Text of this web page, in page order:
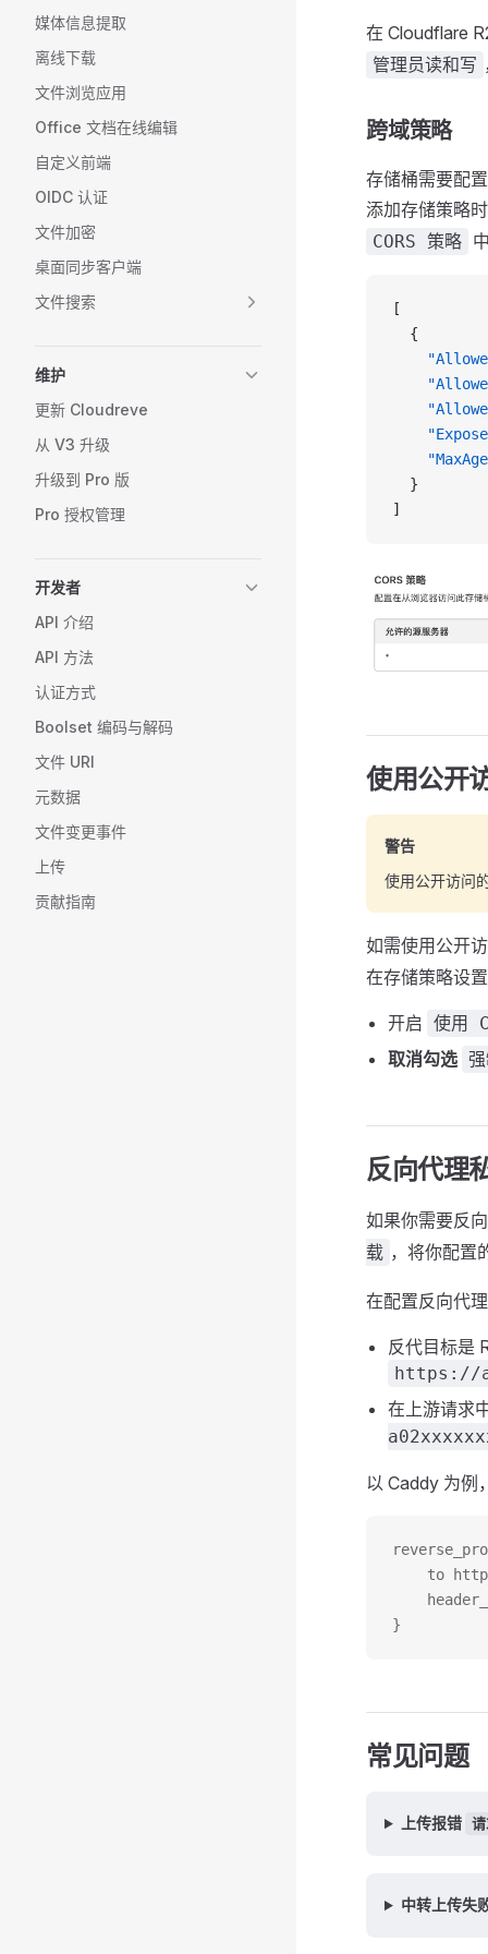
媒体信息提取
离线下载
文件浏览应用
Office 文档在线编辑
自定义前端
OIDC 认证
文件加密
桌面同步客户端
文件搜索
维护
更新 Cloudreve
从 V3 升级
升级到 Pro 版
Pro 授权管理
开发者
API 介绍
API 方法
认证方式
Boolset 编码与解码
文件 URI
元数据
文件变更事件
上传
贡献指南
在 Cloudflare
管理员读和写
跨域策略
存储桶需要配
添加存储策略
CORS 策略
[
  {
  }
]
使用公开
警告
使用公开访问
如需使用公开
在存储策略设
开启 使用
取消勾选
反向代理
如果你需要反
载 ，将你配置
在配置反向代
反代目标是
https://
在上游请求
以 Caddy 为例
to
}
常见问题
上传报错
中转上传失